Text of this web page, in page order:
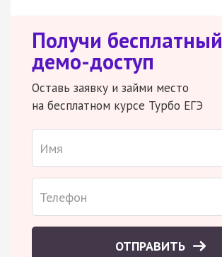
Получи бесплатный
демо-доступ
Оставь заявку и займи место
на бесплатном курсе Турбо ЕГЭ
ОТПРАВИТЬ